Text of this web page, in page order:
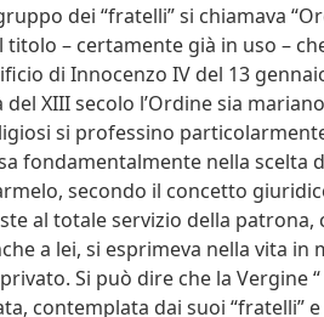
dei “fratelli” si chiamava
titolo – certamente già in uso –
di Innocenzo IV del 13
XIII secolo l’Ordine sia
si professino
fondamentalmente nella scelta
secondo il concetto
al totale servizio della patrona,
a lei, si esprimeva nella vita in
Si può dire che la Vergine
contemplata dai suoi “fratelli”